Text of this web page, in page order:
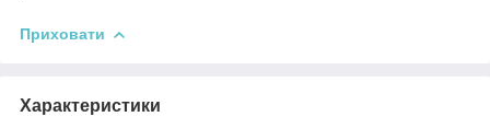
Приховати
Характеристики